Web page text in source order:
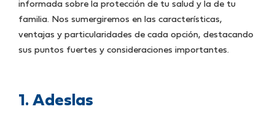
informada sobre la protección de tu salud y la de tu
familia. Nos sumergiremos en las características,
ventajas y particularidades de cada opción, destacando
sus puntos fuertes y consideraciones importantes.
1. Adeslas